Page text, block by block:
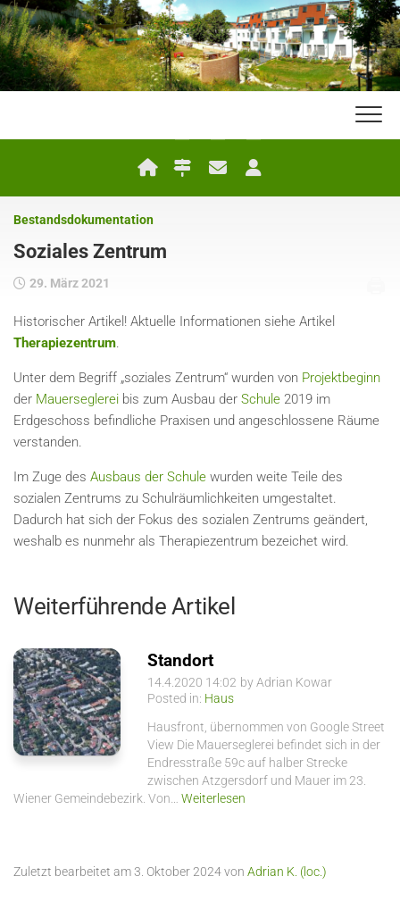
Skip
to
content
Bestandsdokumentation
Soziales Zentrum
29. März 2021
Historischer Artikel! Aktuelle Informationen siehe Artikel
Therapiezentrum.
Unter dem Begriff „soziales Zentrum“ wurden von Projektbeginn
der Mauerseglerei bis zum Ausbau der Schule 2019 im
Erdgeschoss befindliche Praxisen und angeschlossene Räume
verstanden.
Im Zuge des Ausbaus der Schule wurden weite Teile des
sozialen Zentrums zu Schulräumlichkeiten umgestaltet.
Dadurch hat sich der Fokus des sozialen Zentrums geändert,
weshalb es nunmehr als Therapiezentrum bezeichet wird.
Weiterführende Artikel
Standort
14.4.2020 14:02 by Adrian Kowar
Posted in: Haus
Hausfront, übernommen von Google Street
View Die Mauerseglerei befindet sich in der
Endresstraße 59c auf halber Strecke
zwischen Atzgersdorf und Mauer im 23.
Wiener Gemeindebezirk. Von… Weiterlesen
Zuletzt bearbeitet am 3. Oktober 2024 von Adrian K. (loc.)